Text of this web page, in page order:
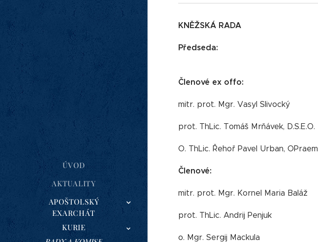
ÚVOD
AKTUALITY
APOŠTOLSKÝ
EXARCHÁT
KURIE
KNĚŽSKÁ RADA
Předseda:
Členové ex offo:
mitr. prot. Mgr. Vasyl Slivocký
prot. ThLic. Tomáš Mrňávek, D.S.E.O.
O. ThLic. Řehoř Pavel Urban, OPraem
Členové:
mitr. prot. Mgr. Kornel Maria Baláž
prot. ThLic. Andrij Penjuk
o. Mgr. Sergij Mackula